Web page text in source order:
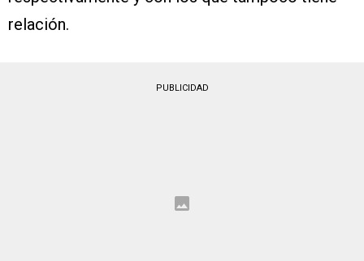
relación.
PUBLICIDAD